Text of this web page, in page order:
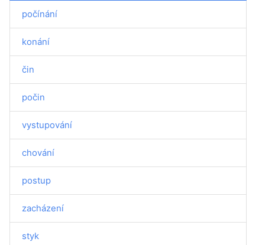
počínání
konání
čin
počin
vystupování
chování
postup
zacházení
styk